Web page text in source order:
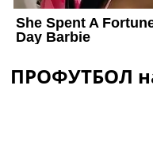
ПРОФУТБОЛ